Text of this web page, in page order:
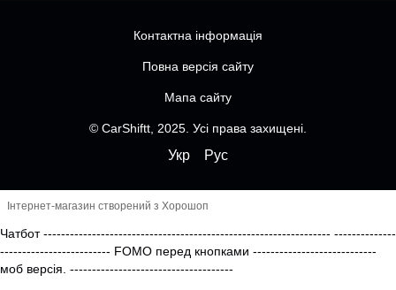
Контактна інформація
Повна версія сайту
Мапа сайту
© CarShiftt, 2025. Усі права захищені.
Укр Рус
Інтернет-магазин створений з Хорошоп
Чатбот----------------------------------------------------------------- --------------
------------------------- FOMO перед кнопками ----------------------------
моб версія. -------------------------------------